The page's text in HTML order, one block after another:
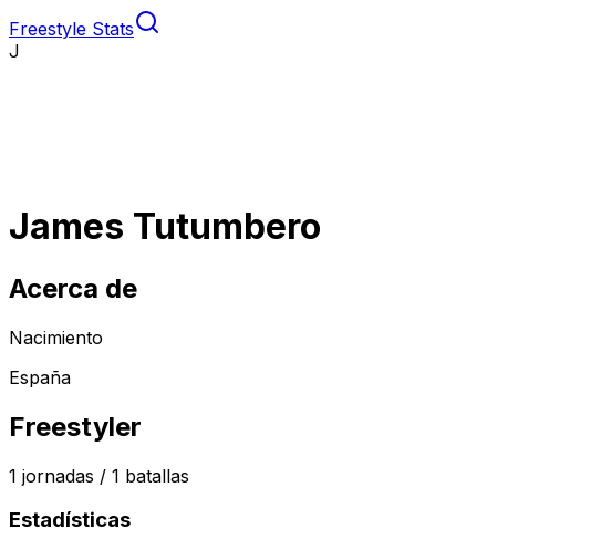
Freestyle Stats
J
James Tutumbero
Acerca de
Nacimiento
España
Freestyler
1 jornadas / 1 batallas
Estadísticas